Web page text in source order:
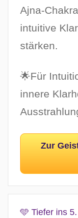
Ajna-
intuitive
stärken.
🌟Für
innere
Zur
🩵 Tiefer ins